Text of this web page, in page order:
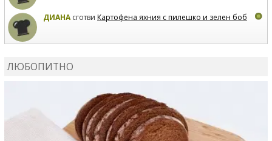
ДИАНАсготви Картофена яхния с пилешко и зелен боб
ЛЮБОПИТНО